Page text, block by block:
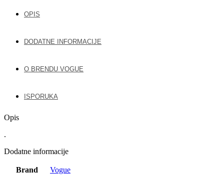
OPIS
DODATNE INFORMACIJE
O BRENDU VOGUE
ISPORUKA
Opis
.
Dodatne informacije
Brand Vogue